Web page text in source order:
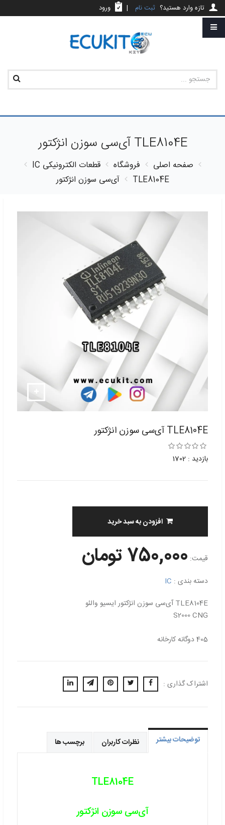
تازه وارد هستید؟ ثبت نام | ورود
TLE8104E آی‌سی سوزن انژکتور
صفحه اصلی فروشگاه قطعات الکترونیکی IC
TLE8104E آی‌سی سوزن انژکتور
TLE8104E آی‌سی سوزن انژکتور
بازدید : 1702
افزودن به سبد خرید
قیمت: 750,000 تومان
دسته بندی : IC
TLE8104E آی‌سی سوزن انژکتور ایسیو والئو
S2000 CNG
405 دوگانه کارخانه
اشتراک گذاری :
توضیحات بیشتر نظرات کاربران برچسب ها
TLE8104E
آی‌سی سوزن انژکتور